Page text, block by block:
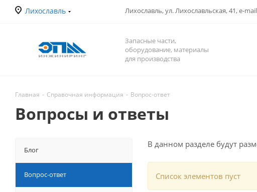
Лихославль Лихославль, ул. Лихославльская, 41, e-
Запасные части,
оборудование, материалы
для производства
Главная - Справочная информация - Вопрос-ответ
Вопросы и ответы
В данном разделе будут
Список элементов пуст
Блог
Вопрос-ответ